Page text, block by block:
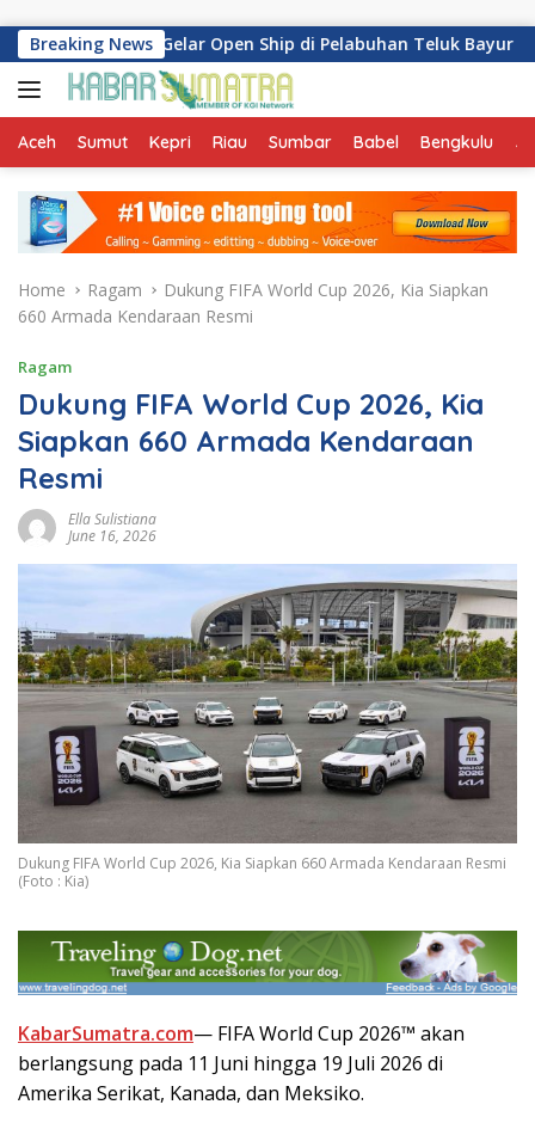
Breaking News
518 Gelar Open Ship di Pelabuhan Teluk Bayur
Aceh Sumut Kepri Riau Sumbar Babel Bengkulu
Home Ragam
Dukung FIFA World Cup 2026, Kia Siapkan
660 Armada Kendaraan Resmi
Ragam
Dukung FIFA World Cup 2026, Kia
Siapkan 660 Armada Kendaraan
Resmi
Ella Sulistiana
June 16, 2026
Dukung FIFA World Cup 2026, Kia Siapkan 660 Armada Kendaraan Resmi
(Foto : Kia)
KabarSumatra.com— FIFA World Cup 2026™ akan
berlangsung pada 11 Juni hingga 19 Juli 2026 di
Amerika Serikat, Kanada, dan Meksiko.